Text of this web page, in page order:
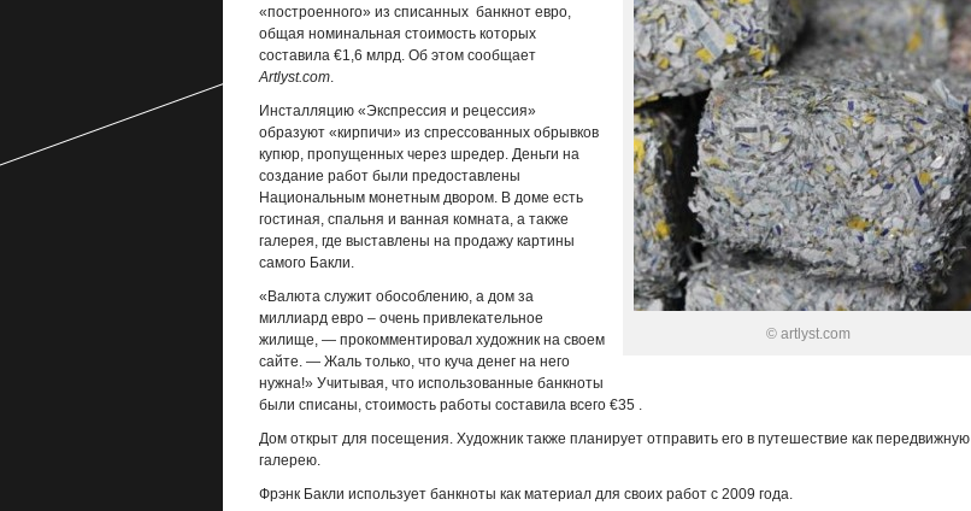
© artlyst.com
«построенного» из списанных банкнот евро,
общая номинальная стоимость которых
составила €1,6 млрд. Об этом сообщает
Artlyst.com.
Инсталляцию «Экспрессия и рецессия»
образуют «кирпичи» из спрессованных обрывков
купюр, пропущенных через шредер. Деньги на
создание работ были предоставлены
Национальным монетным двором. В доме есть
гостиная, спальня и ванная комната, а также
галерея, где выставлены на продажу картины
самого Бакли.
«Валюта служит обособлению, а дом за
миллиард евро – очень привлекательное
жилище, — прокомментировал художник на своем
сайте. — Жаль только, что куча денег на него
нужна!» Учитывая, что использованные банкноты
были списаны, стоимость работы составила всего €35 .
Дом открыт для посещения. Художник также планирует отправить его в путешествие как передвижную
галерею.
Фрэнк Бакли использует банкноты как материал для своих работ с 2009 года.